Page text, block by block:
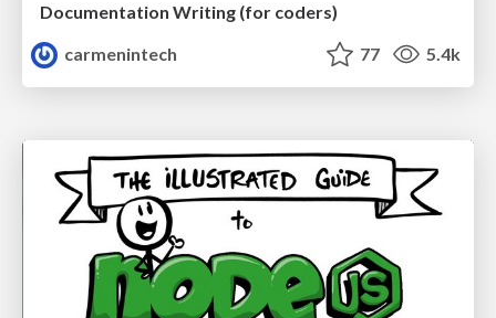
Documentation Writing (for coders)
carmenintech
77 5.4k